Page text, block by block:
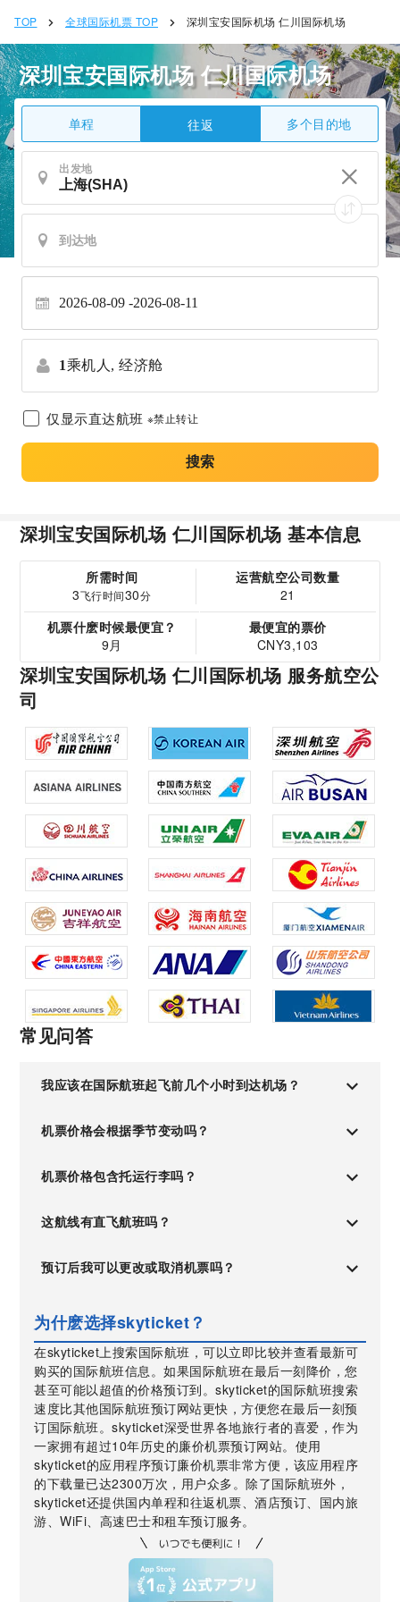
TOP 全球国际机票 TOP 深圳宝安国际机场 仁川国际机场
深圳宝安国际机场 仁川国际机场
单程 往返 多个目的地
出发地
2026-08-09 2026-08-11
1乘机人, 经济舱
仅显示直达航班 ※禁止转让
搜索
深圳宝安国际机场 仁川国际机场 基本信息
所需时间
3飞行时间30分
运营航空公司数量
21
机票什麽时候最便宜？
9月
最便宜的票价
CNY3,103
深圳宝安国际机场 仁川国际机场 服务航空公
司
常见问答
我应该在国际航班起飞前几个小时到达机场？
机票价格会根据季节变动吗？
机票价格包含托运行李吗？
这航线有直飞航班吗？
预订后我可以更改或取消机票吗？
为什麽选择skyticket？
在skyticket上搜索国际航班，可以立即比较并查看最新可
购买的国际航班信息。如果国际航班在最后一刻降价，您
甚至可能以超值的价格预订到。skyticket的国际航班搜索
速度比其他国际航班预订网站更快，方便您在最后一刻预
订国际航班。skyticket深受世界各地旅行者的喜爱，作为
一家拥有超过10年历史的廉价机票预订网站。使用
skyticket的应用程序预订廉价机票非常方便，该应用程序
的下载量已达2300万次，用户众多。除了国际航班外，
skyticket还提供国内单程和往返机票、酒店预订、国内旅
游、WiFi、高速巴士和租车预订服务。